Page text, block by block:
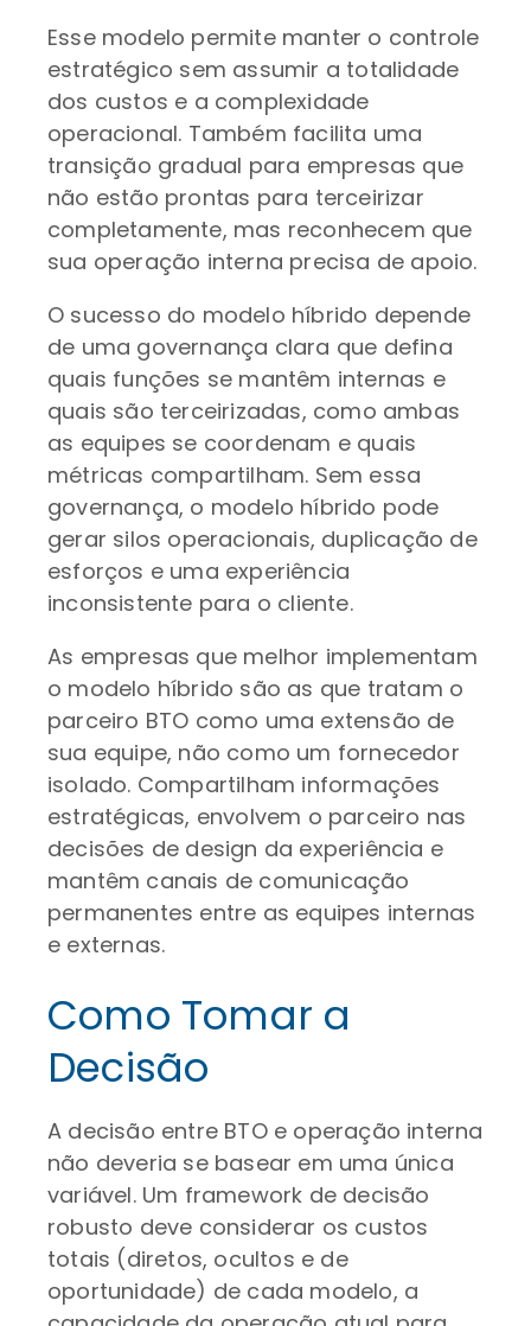
Esse modelo permite manter o controle
estratégico sem assumir a totalidade
dos custos e a complexidade
operacional. Também facilita uma
transição gradual para empresas que
não estão prontas para terceirizar
completamente, mas reconhecem que
sua operação interna precisa de apoio.
O sucesso do modelo híbrido depende
de uma governança clara que defina
quais funções se mantêm internas e
quais são terceirizadas, como ambas
as equipes se coordenam e quais
métricas compartilham. Sem essa
governança, o modelo híbrido pode
gerar silos operacionais, duplicação de
esforços e uma experiência
inconsistente para o cliente.
As empresas que melhor implementam
o modelo híbrido são as que tratam o
parceiro BTO como uma extensão de
sua equipe, não como um fornecedor
isolado. Compartilham informações
estratégicas, envolvem o parceiro nas
decisões de design da experiência e
mantêm canais de comunicação
permanentes entre as equipes internas
e externas.
Como Tomar a
Decisão
A decisão entre BTO e operação interna
não deveria se basear em uma única
variável. Um framework de decisão
robusto deve considerar os custos
totais (diretos, ocultos e de
oportunidade) de cada modelo, a